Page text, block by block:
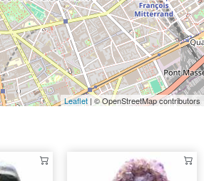
Leaflet | © OpenStreetMap contributors